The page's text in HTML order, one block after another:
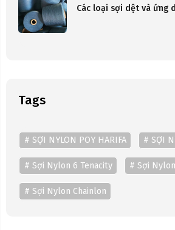
Các loại sợi dệt và ứng
Tags
# SỢI NYLON POY HARIFA # SỢI
# Sợi Nylon 6 Tenacity # Sợi
# Sợi Nylon Chainlon